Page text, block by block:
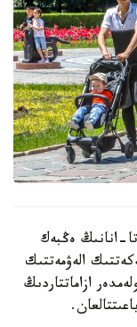
انانىڭ ەڭبەك
الەۋمەتتىك
ازاماتتاردىڭ